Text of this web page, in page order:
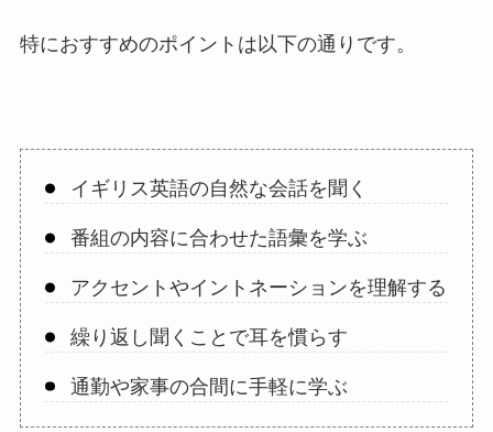
特におすすめのポイントは以下の通りです。
イギリス英語の自然な会話を聞く
番組の内容に合わせた語彙を学ぶ
アクセントやイントネーションを理解する
繰り返し聞くことで耳を慣らす
通勤や家事の合間に手軽に学ぶ